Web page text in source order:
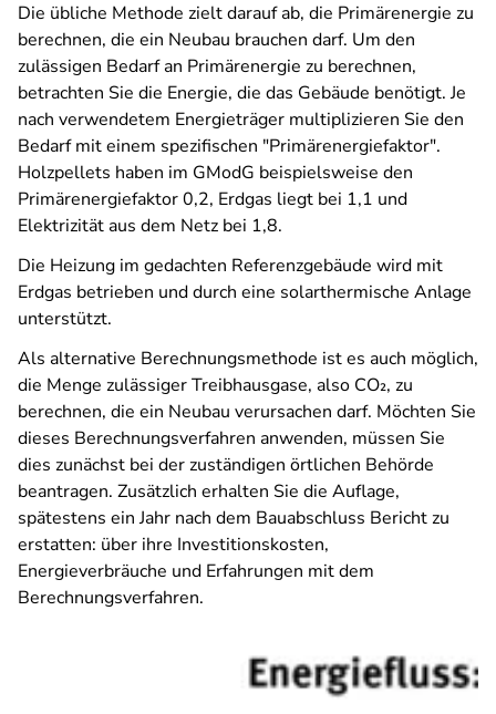
Die übliche Methode zielt darauf ab, die Primärenergie zu
berechnen, die ein Neubau brauchen darf. Um den
zulässigen Bedarf an Primärenergie zu berechnen,
betrachten Sie die Energie, die das Gebäude benötigt.Je
nach verwendetem Energieträger multiplizieren Sie den
Bedarf mit einem spezifischen "Primärenergiefaktor".
Holzpellets haben im GModG beispielsweise den
Primärenergiefaktor 0,2, Erdgas liegt bei 1,1 und
Elektrizität aus dem Netz bei 1,8.
Die Heizung im gedachten Referenzgebäude wird mit
Erdgas betrieben und durch eine solarthermische Anlage
unterstützt.
Als alternative Berechnungsmethode ist es auch möglich,
die Menge zulässiger Treibhausgase, also CO₂, zu
berechnen, die ein Neubau verursachen darf. Möchten Sie
dieses Berechnungsverfahren anwenden, müssen Sie
dies zunächst bei der zuständigen örtlichen Behörde
beantragen. Zusätzlich erhalten Sie die Auflage,
spätestens ein Jahr nach dem Bauabschluss Bericht zu
erstatten: über ihre Investitionskosten,
Energieverbräuche und Erfahrungen mit dem
Berechnungsverfahren.